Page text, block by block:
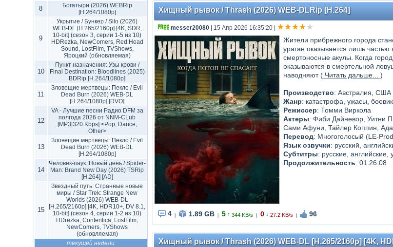
8
Богатыри (2026) WEBRip
[H.264/1080p]
9
Укрытие / Бункер / Silo (2026)
WEB-DL [H.265/2160p] [4K, SDR,
10-bit] (сезон 3, серии 1-5 из 10)
HDRezka, NewComers, Red Head
Sound, LostFilm, TVShows,
Яроцкий (обновляемая)
10
Пункт назначения: Узы крови /
Final Destination: Bloodlines (2025)
BDRip [H.264/1080p]
11
Зловещие мертвецы: Пекло / Evil
Dead Burn (2026) WEB-DL
[H.264/1080p] [DVO]
12
VA - Лучшие песни Радио DFM за
полгода 2026 от NNM-CLub
[MP3|320 Kbps] <Pop, Dance,
Other>
13
Зловещие мертвецы: Пекло / Evil
Dead Burn (2026) WEB-DL
[H.264/1080p]
14
Человек-паук: Новый день / Spider-
Man: Brand New Day (2026) TSRip
[H.264] [AD]
15
Звездный путь: Странные новые
миры / Star Trek: Strange New
Worlds (2026) WEB-DL
[H.265/2160p] [4K, HDR10+, DV 8.1,
10-bit] (сезон 4, серии 1-2 из 10)
HDrezka, Contentica, LostFilm,
NewComers, TVShows
(обновляемая)
текущей недели
Хищный рывок / Thrash (2026) WEB-DLRip [H.264]
messer20080| 15 Апр 2026 16:35:20|
Жители прибрежного города
ураган оказывается лишь
смертоносные акулы. Когда
оказываются в смертельной
наводняют (Читать дальше... )
Производство: Австралия, США
Жанр: катастрофа, ужасы,
Режиссер: Томми Виркола
Актеры: Фиби Дайневор, Уитни
Сами Афуни, Тайлер Коппин,
Перевод: Многоголосый (LE-
Язык озвучки: русский,
Субтитры: русские, английские,
Продолжительность: 01:26:08
4 1.89 GB 5 ↑ 344 KB/s 0 ↓ 27.2 KB/s 96
Хищный рывок / Thrash (2026) WEB-DL [H.265/2160p] [4K,